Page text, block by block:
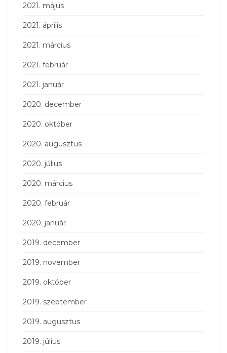
2021. május
2021. április
2021. március
2021. február
2021. január
2020. december
2020. október
2020. augusztus
2020. július
2020. március
2020. február
2020. január
2019. december
2019. november
2019. október
2019. szeptember
2019. augusztus
2019. július